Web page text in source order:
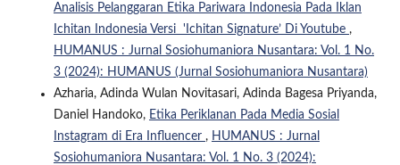
Analisis Pelanggaran Etika Pariwara Indonesia Pada Iklan
Ichitan Indonesia Versi 'Ichitan Signature’ Di Youtube ,
HUMANUS : Jurnal Sosiohumaniora Nusantara: Vol. 1 No.
3 (2024): HUMANUS (Jurnal Sosiohumaniora Nusantara)
Azharia, Adinda Wulan Novitasari, Adinda Bagesa Priyanda,
Daniel Handoko, Etika Periklanan Pada Media Sosial
Instagram di Era Influencer , HUMANUS : Jurnal
Sosiohumaniora Nusantara: Vol. 1 No. 3 (2024):